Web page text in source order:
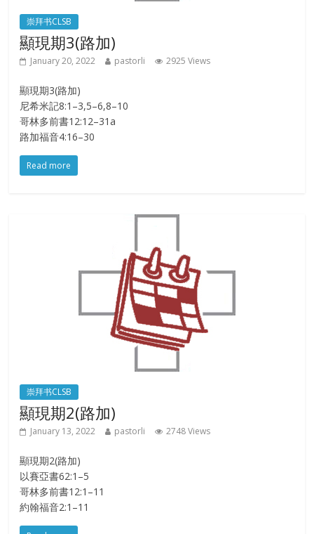
崇拜书CLSB
顯現期3(路加)
January 20, 2022 pastorli 2925 Views
顯現期3(路加)
尼希米記8:1–3,5–6,8–10
哥林多前書12:12–31a
路加福音4:16–30
Read more
崇拜书CLSB
顯現期2(路加)
January 13, 2022 pastorli 2748 Views
顯現期2(路加)
以賽亞書62:1–5
哥林多前書12:1–11
約翰福音2:1–11